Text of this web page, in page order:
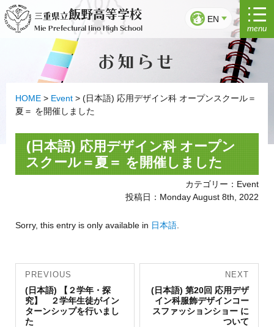
Skip
to
content
三重県立飯野高等学校
Mie Prefectural Iino High School
EN
menu
お知らせ
HOME > Event > (日本語) 応用デザイン科 オープンスクール＝
夏＝ を開催しました
(日本語) 応用デザイン科 オープン
スクール＝夏＝ を開催しました
カテゴリー：Event
投稿日：Monday August 8th, 2022
Sorry, this entry is only available in 日本語
Post
navigation
PREVIOUS
Previous
post:
(日本語) 【２学年・探
究】 ２学年生徒がイン
ターンシップを行いまし
た
NEXT
Next
post:
(日本語) 第20回 応用デザ
イン科服飾デザインコー
スファッションショー に
ついて